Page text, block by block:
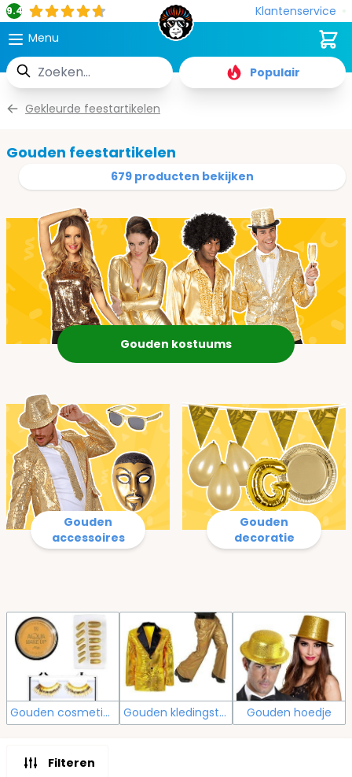
9.4
Klantenservice
Menu
Zoek
Populair
Cart
Gekleurde feestartikelen
Gouden feestartikelen
679 producten bekijken
Gouden kostuums
Gouden
accessoires
Gouden
decoratie
Gouden cosmetica Gouden kledingstukken Gouden hoedje
Filteren